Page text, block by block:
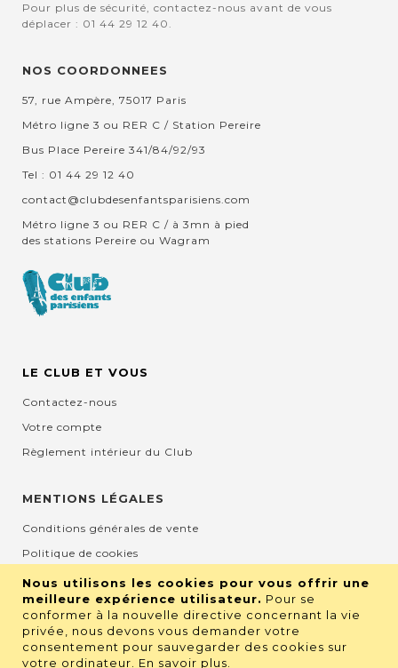
Nous utilisons les cookies pour vous offrir une
meilleure expérience utilisateur. Pour se
conformer à la nouvelle directive concernant la vie
privée, nous devons vous demander votre
consentement pour sauvegarder des cookies sur
votre ordinateur. En savoir plus
Pour plus de sécurité, contactez-nous avant de vous
déplacer : 01 44 29 12 40.
NOS COORDONNEES
57, rue Ampère, 75017 Paris
Métro ligne 3 ou RER C / Station Pereire
Bus Place Pereire 341/84/92/93
Tel : 01 44 29 12 40
contact@clubdesenfantsparisiens.com
Métro ligne 3 ou RER C / à 3mn à pied
des stations Pereire ou Wagram
LE CLUB ET VOUS
Contactez-nous
Votre compte
Règlement intérieur du Club
MENTIONS LÉGALES
Conditions générales de vente
Politique de cookies
Mentions légales et CGU
Protection de la vie privée
RETROUVEZ NOUS SUR LES RÉSEAUX